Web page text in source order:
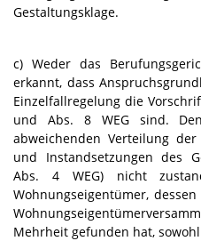
Gestaltungsklage.
c) Weder das
erkannt, dass
Einzelfallregelung die
und Abs. 8 WEG sind.
abweichenden Verteilung
und Instandsetzungen des
Abs. 4 WEG) nicht
Wohnungseigentümer,
Mehrheit gefunden hat,